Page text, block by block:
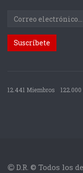
12.441 Miembros
D.R. © Todos los